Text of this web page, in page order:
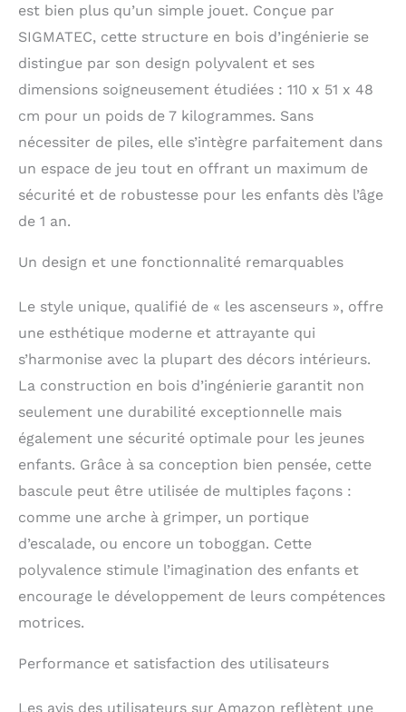
est bien plus qu’un simple jouet. Conçue par
SIGMATEC, cette structure en bois d’ingénierie se
distingue par son design polyvalent et ses
dimensions soigneusement étudiées : 110 x 51 x 48
cm pour un poids de 7 kilogrammes. Sans
nécessiter de piles, elle s’intègre parfaitement dans
un espace de jeu tout en offrant un maximum de
sécurité et de robustesse pour les enfants dès l’âge
de 1 an.
Un design et une fonctionnalité remarquables
Le style unique, qualifié de « les ascenseurs », offre
une esthétique moderne et attrayante qui
s’harmonise avec la plupart des décors intérieurs.
La construction en bois d’ingénierie garantit non
seulement une durabilité exceptionnelle mais
également une sécurité optimale pour les jeunes
enfants. Grâce à sa conception bien pensée, cette
bascule peut être utilisée de multiples façons :
comme une arche à grimper, un portique
d’escalade, ou encore un toboggan. Cette
polyvalence stimule l’imagination des enfants et
encourage le développement de leurs compétences
motrices.
Performance et satisfaction des utilisateurs
Les avis des utilisateurs sur Amazon reflètent une